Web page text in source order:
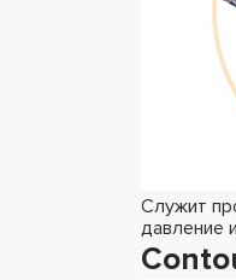
Служит
давление